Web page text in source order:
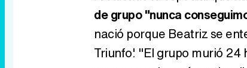
de grupo "nunca
nació porque Beatriz se
Triunfo'. "El grupo murió